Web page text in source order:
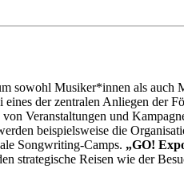
sowohl Musiker*innen als auch
der zentralen Anliegen der
Veranstaltungen und
beispielsweise die
Songwriting-Camps. „GO!
Reisen wie der